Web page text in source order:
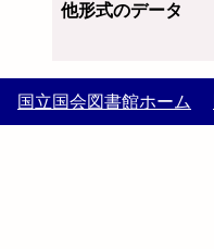
他形式のデータ
国立国会図書館ホーム